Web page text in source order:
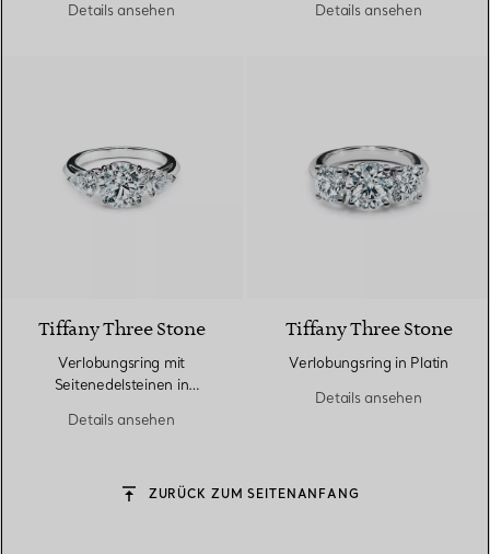
Details ansehen
Details ansehen
Tiffany Three Stone
Verlobungsring mit
Seitenedelsteinen in
Details ansehen
Tiffany Three Stone
Verlobungsring in Platin
Details ansehen
ZURÜCK ZUM SEITENANFANG